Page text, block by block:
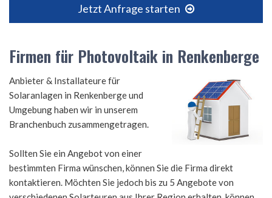
Jetzt Anfrage starten
Firmen für Photovoltaik in Renkenberge
Anbieter & Installateure für
Solaranlagen in Renkenberge und
Umgebung haben wir in unserem
Branchenbuch zusammengetragen.
Sollten Sie ein Angebot von einer
bestimmten Firma wünschen, können Sie die Firma direkt
kontaktieren. Möchten Sie jedoch bis zu 5 Angebote von